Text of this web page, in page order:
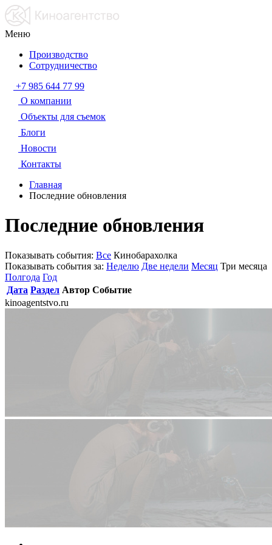
Меню
Производство
Сотрудничество
+7 985 644 77 99
О компании
Объекты для съемок
Блоги
Новости
Контакты
Главная
Последние обновления
Последние обновления
Показывать события: Все Кинобарахолка
Показывать события за: Неделю Две недели Месяц Три месяца
Полгода Год
Дата Раздел Автор Событие
kinoagentstvo.ru